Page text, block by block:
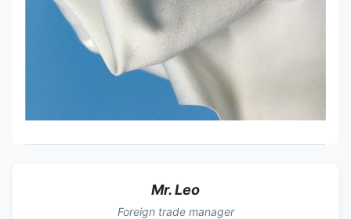
Mr. Leo
Foreign trade manager